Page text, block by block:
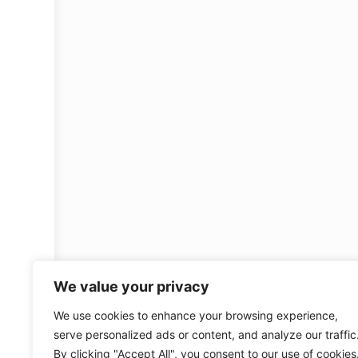
We value your privacy
We use cookies to enhance your browsing experience,
serve personalized ads or content, and analyze our
By clicking "Accept All", you consent to our use of